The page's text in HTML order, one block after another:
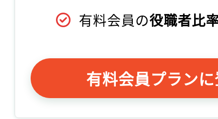
有料会員の役職者比
有料会員プラン